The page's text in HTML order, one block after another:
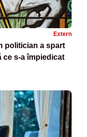
Extern
politician a spart
s-a împiedicat